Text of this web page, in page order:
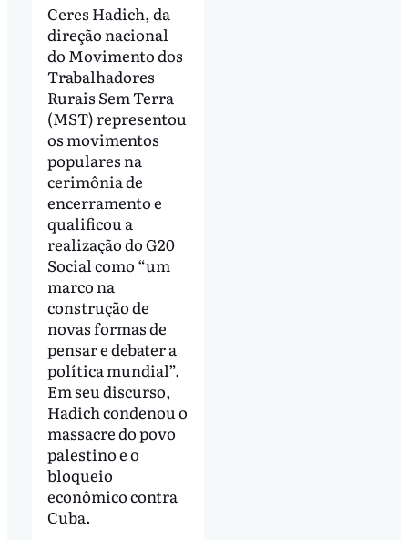
Ceres Hadich, da
direção nacional
do Movimento dos
Trabalhadores
Rurais Sem Terra
(MST) representou
os movimentos
populares na
cerimônia de
encerramento e
qualificou a
realização do G20
Social como “um
marco na
construção de
novas formas de
pensar e debater a
política mundial”.
Em seu discurso,
Hadich condenou o
massacre do povo
palestino e o
bloqueio
econômico contra
Cuba.